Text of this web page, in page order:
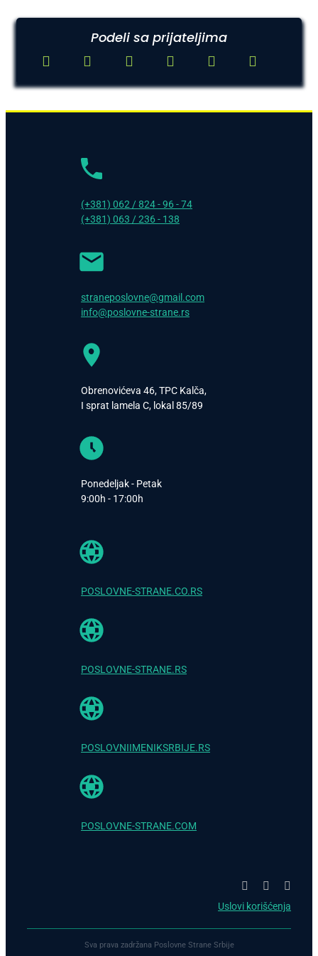
Podeli sa prijateljima
(+381) 062 / 824 - 96 - 74
(+381) 063 / 236 - 138
straneposlovne@gmail.com
info@poslovne-strane.rs
Obrenovićeva 46, TPC Kalča,
I sprat lamela C, lokal 85/89
Ponedeljak - Petak
9:00h - 17:00h
POSLOVNE-STRANE.CO.RS
POSLOVNE-STRANE.RS
POSLOVNIIMENIKSRBIJE.RS
POSLOVNE-STRANE.COM
Uslovi korišćenja
Sva prava zadržana Poslovne Strane Srbije